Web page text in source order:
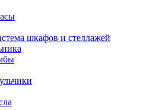
шкафов и стеллажей